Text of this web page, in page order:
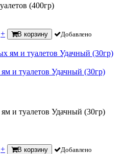
(400гр)
+ В корзину Добавлено
и туалетов Удачный (30гр)
и туалетов Удачный (30гр)
+ В корзину Добавлено